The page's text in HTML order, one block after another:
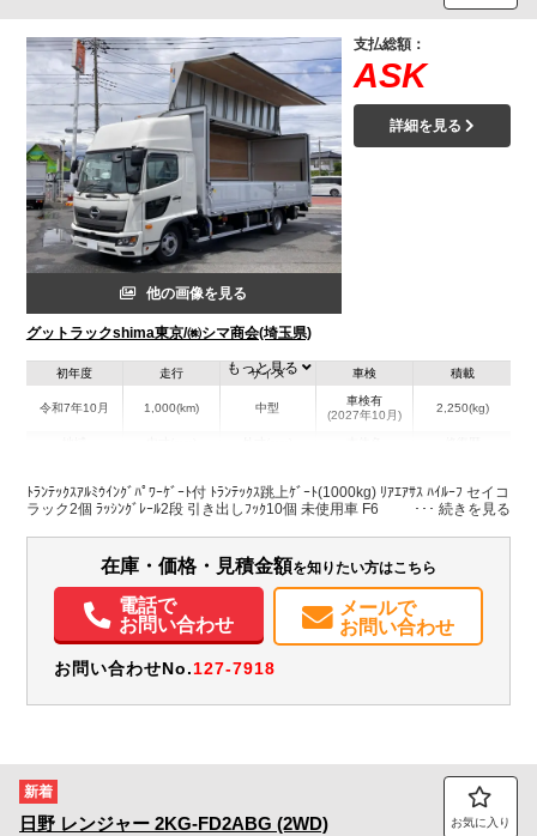
他の画像を見る
グットラックshima東京/㈱シマ商会(埼玉県)
支払総額：
ASK
詳細を見る
初年度
令和7年10月
走行
1,000(km)
サイズ
中型
車検
車検有
(2027年10月)
積載
2,250(kg)
埼玉県
W:2,400
H:2,420
W:2,490
H:3,510
装備情報
もっと見る
ﾄﾗﾝﾃｯｸｽｱﾙﾐｳｲﾝｸﾞﾊﾟﾜｰｹﾞｰﾄ付 ﾄﾗﾝﾃｯｸｽ跳上ｹﾞｰﾄ(1000kg) ﾘｱｴｱｻｽ ﾊｲﾙｰﾌ セイコ
ラック2個 ﾗｯｼﾝｸﾞﾚｰﾙ2段 引き出しﾌｯｸ10個 未使用車 F6
在庫・価格・見積金額を知りたい方はこちら
電話で
お問い合わせ
メールで
お問い合わせ
お問い合わせNo.127-7918
新着
日野 レンジャー 2KG-FD2ABG (2WD) お気に入り